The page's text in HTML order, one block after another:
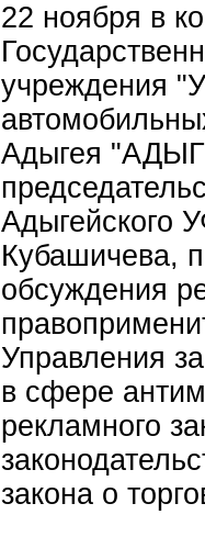
22 ноября в
учреждения
Адыгея
Адыгейского
Кубашичева,
обсуждения
Управления
в сфере
рекламного
закона о